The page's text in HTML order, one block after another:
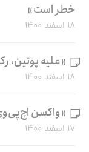
خطر است»
۱۸ اسفند ۱۴۰۰
«علیه پوتین،
۱۸ اسفند ۱۴۰۰
«واکسن
۱۷ اسفند ۱۴۰۰